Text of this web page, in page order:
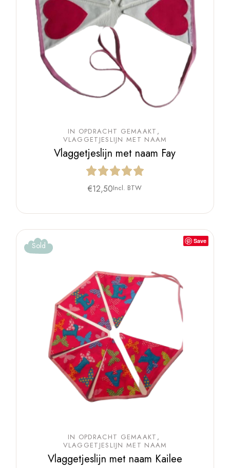
IN OPDRACHT GEMAAKT
VLAGGETJESLIJN MET NAAM
Vlaggetjeslijn met naam Fay
€12,50Incl. BTW
Save
Sold
IN OPDRACHT GEMAAKT
VLAGGETJESLIJN MET NAAM
Vlaggetjeslijn met naam Kailee